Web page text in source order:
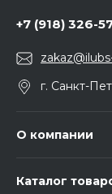
+7 (918) 326-
г. Санкт-
О компании
Каталог